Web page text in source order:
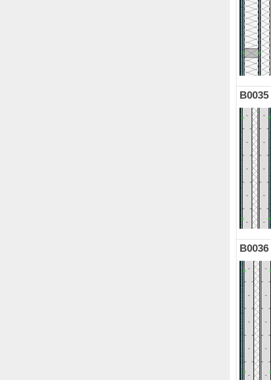
B0035
B0036